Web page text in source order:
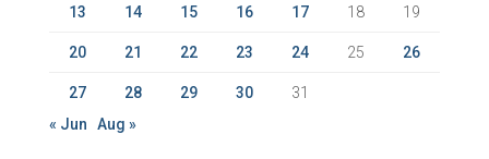
13 14 15 16 17 18 19
20 21 22 23 24 25 26
27 28 29 30
31
« Jun
Aug »